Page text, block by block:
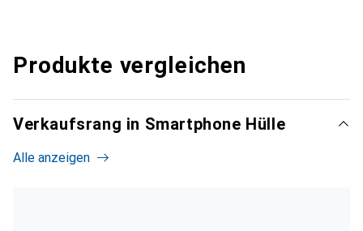
Produkte vergleichen
Verkaufsrang in Smartphone Hülle
Alle anzeigen